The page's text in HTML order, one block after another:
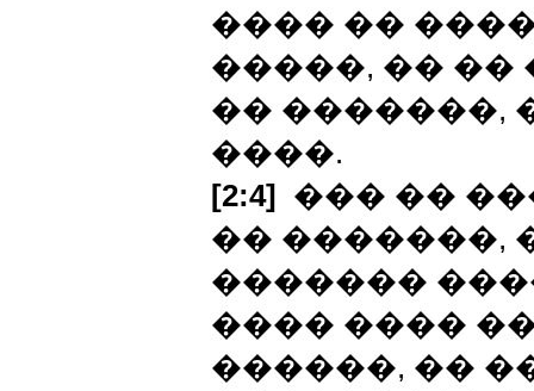
���� ��
�����, �� ��
�� �������,
����.
[2:4] ��� ��
�� �������,
�������
���� ����
������, ��